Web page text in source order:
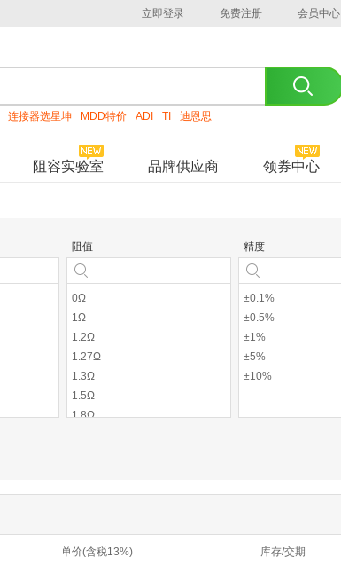
立即登录 免费注册 会员中心
连接器选星坤 MDD特价 ADI TI 迪恩思
阻容实验室 品牌供应商 领券中心
阻值
0Ω
1Ω
1.2Ω
1.27Ω
1.3Ω
1.5Ω
1.8Ω
3Ω
3.6Ω
3.9Ω
精度
±0.1%
±0.5%
±1%
±5%
±10%
单价(含税13%) 库存/交期